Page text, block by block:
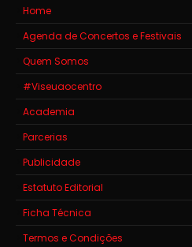
Home
Agenda de Concertos e Festivais
Quem Somos
#Viseuaocentro
Academia
Parcerias
Publicidade
Estatuto Editorial
Ficha Técnica
Termos e Condições